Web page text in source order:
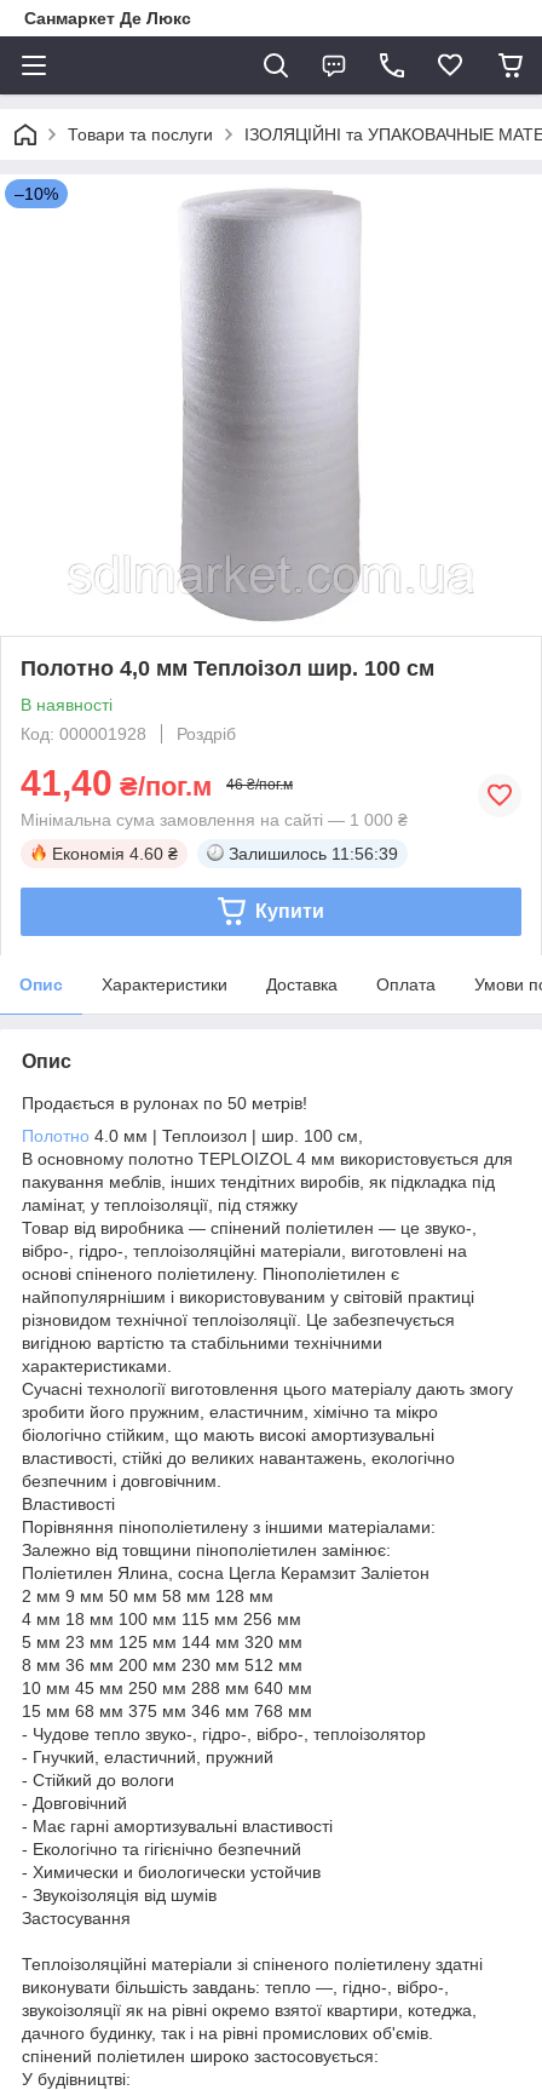
Санмаркет Де Люкс
Товари та послуги ІЗОЛЯЦІЙНІ та УПАКОВАЧНЫЕ
–10%
Полотно 4,0 мм Теплоізол шир. 100 см
В наявності
Код: 000001928
Роздріб
41,40 ₴/пог.м 46 ₴/пог.м
Мінімальна сума замовлення на сайті — 1 000 ₴
Економія 4.60 ₴ Залишилось 11:56:39
Купити
Опис Характеристики Доставка Оплата Умови
Опис
Продається в рулонах по 50 метрів!
Полотно 4.0 мм | Теплоизол | шир. 100 см,
В основному полотно TEPLOIZOL 4 мм використовується для
пакування меблів, інших тендітних виробів, як підкладка під
ламінат, у теплоізоляції, під стяжку
Товар від виробника — спінений поліетилен — це звуко-,
вібро-, гідро-, теплоізоляційні матеріали, виготовлені на
основі спіненого поліетилену. Пінополіетилен є
найпопулярнішим і використовуваним у світовій практиці
різновидом технічної теплоізоляції. Це забезпечується
вигідною вартістю та стабільними технічними
характеристиками.
Сучасні технології виготовлення цього матеріалу дають змогу
зробити його пружним, еластичним, хімічно та мікро
біологічно стійким, що мають високі амортизувальні
властивості, стійкі до великих навантажень, екологічно
безпечним і довговічним.
Властивості
Порівняння пінополіетилену з іншими матеріалами:
Залежно від товщини пінополіетилен замінює:
Поліетилен Ялина, сосна Цегла Керамзит Заліетон
2 мм 9 мм 50 мм 58 мм 128 мм
4 мм 18 мм 100 мм 115 мм 256 мм
5 мм 23 мм 125 мм 144 мм 320 мм
8 мм 36 мм 200 мм 230 мм 512 мм
10 мм 45 мм 250 мм 288 мм 640 мм
15 мм 68 мм 375 мм 346 мм 768 мм
- Чудове тепло звуко-, гідро-, вібро-, теплоізолятор
- Гнучкий, еластичний, пружний
- Стійкий до вологи
- Довговічний
- Має гарні амортизувальні властивості
- Екологічно та гігієнічно безпечний
- Химически и биологически устойчив
- Звукоізоляція від шумів
Застосування
Теплоізоляційні матеріали зі спіненого поліетилену здатні
виконувати більшість завдань: тепло —, гідно-, вібро-,
звукоізоляції як на рівні окремо взятої квартири, котеджа,
дачного будинку, так і на рівні промислових об'ємів.
спінений поліетилен широко застосовується:
У будівництві: